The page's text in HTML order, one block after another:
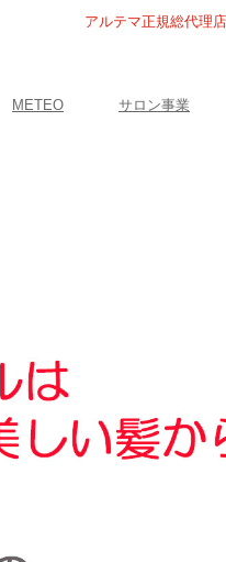
アルテマ正規総代理
METEO サロン事業